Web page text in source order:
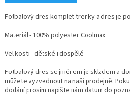
Fotbalový dres komplet trenky a dres je
Materiál - 100% polyester Coolmax
Velikosti - dětské i dospělé
Fotbalový dres se jménem je skladem a
můžete vyzvednout na naší prodejně.
dodání prosím napište nám datum do